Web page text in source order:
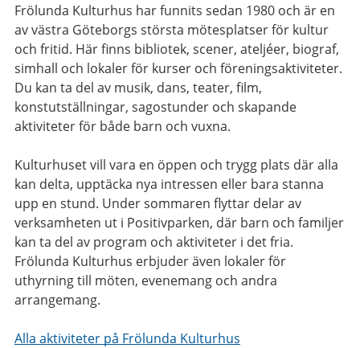
Frölunda Kulturhus har funnits sedan 1980 och är en
av västra Göteborgs största mötesplatser för kultur
och fritid. Här finns bibliotek, scener, ateljéer, biograf,
simhall och lokaler för kurser och föreningsaktiviteter.
Du kan ta del av musik, dans, teater, film,
konstutställningar, sagostunder och skapande
aktiviteter för både barn och vuxna.
Kulturhuset vill vara en öppen och trygg plats där alla
kan delta, upptäcka nya intressen eller bara stanna
upp en stund. Under sommaren flyttar delar av
verksamheten ut i Positivparken, där barn och familjer
kan ta del av program och aktiviteter i det fria.
Frölunda Kulturhus erbjuder även lokaler för
uthyrning till möten, evenemang och andra
arrangemang.
Alla aktiviteter på Frölunda Kulturhus